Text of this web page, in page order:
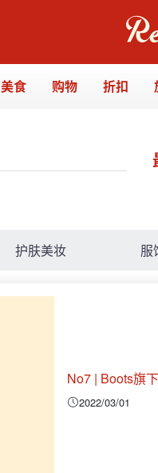
美食 购物 折扣
护肤美妆 服
No7 | Boots旗
2022/03/01